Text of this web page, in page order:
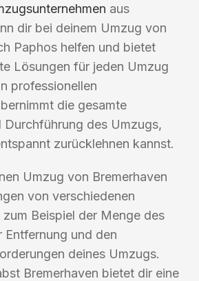
aus
dir bei deinem Umzug von
Paphos helfen und bietet
Lösungen für jeden Umzug
professionellen
die gesamte
Durchführung des Umzugs,
zurücklehnen kannst.
Umzug von Bremerhaven
von verschiedenen
Beispiel der Menge des
Entfernung und den
deines Umzugs.
Bremerhaven bietet dir eine